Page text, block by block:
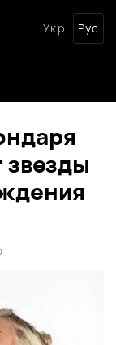
Укр Рус
звезды